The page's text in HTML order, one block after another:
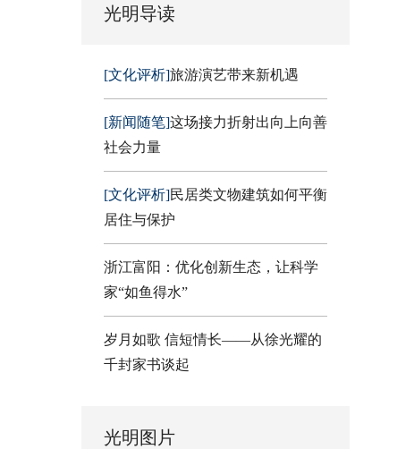
光明导读
[文化评析]旅游演艺带来新机遇
[新闻随笔]这场接力折射出向上向善
社会力量
[文化评析]民居类文物建筑如何平衡
居住与保护
浙江富阳：优化创新生态，让科学
家“如鱼得水”
岁月如歌 信短情长——从徐光耀的
千封家书谈起
光明图片